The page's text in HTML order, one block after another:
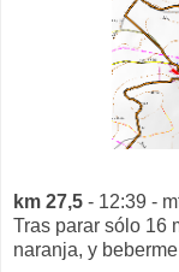
km 27,5 - 12:39 -
Tras parar sólo 16
naranja, y